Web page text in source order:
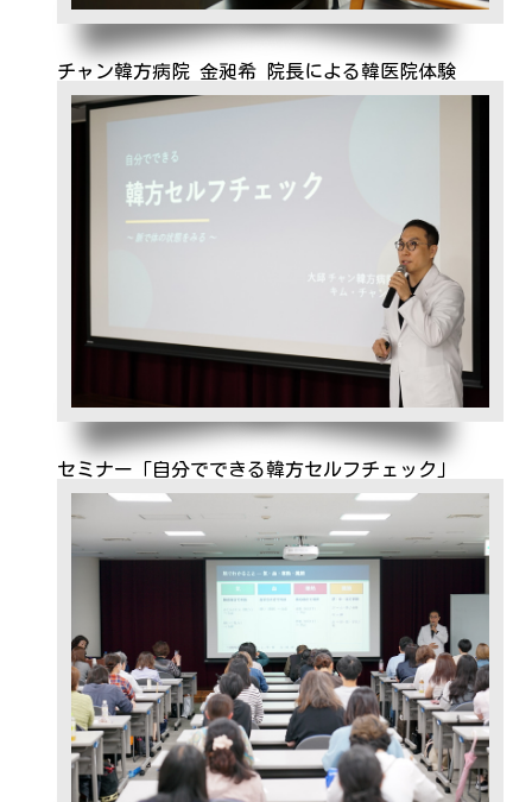
チャン韓方病院 金昶希 院長による韓医院体験
セミナー「自分でできる韓方セルフチェック」